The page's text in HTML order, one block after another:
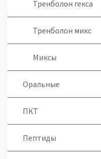
Тренболон гекса
Тренболон микс
Миксы
Оральные
ПКТ
Пептиды